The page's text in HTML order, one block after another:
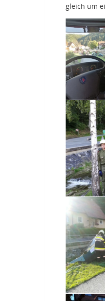
gleich um